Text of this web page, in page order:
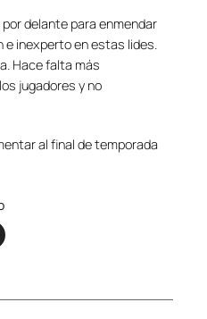
delante para enmendar
e inexperto en estas lides.
Hace falta más
jugadores y no
al final de temporada